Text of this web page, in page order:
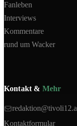
Fanleben
Interviews
Kommentare
rund um Wacker
Kontakt & Mehr
Kontaktformular